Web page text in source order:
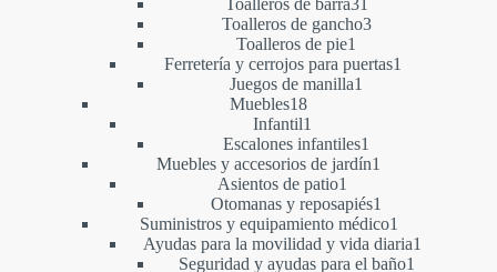
Toalleros de barra31
productos
Toalleros de gancho33
Toalleros de pie1
producto
Ferretería y cerrojos para puertas1
Juegos de manilla1
Muebles1818
productos
Infantil1
producto
Escalones infantiles1
producto
Muebles y accesorios de jardín1
Asientos de patio1
producto
Otomanas y reposapiés1
producto
Suministros y equipamiento médico1
producto
Ayudas para la movilidad y vida diaria1
Seguridad y ayudas para el baño1